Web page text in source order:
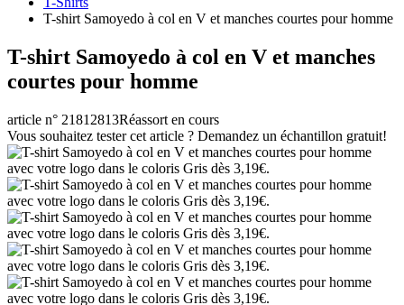
T-shirt Samoyedo à col en V et manches courtes pour homme
T-shirt Samoyedo à col en V et manches
courtes pour homme
article n° 21812813Réassort en cours
Vous souhaitez tester cet article ? Demandez un échantillon gratuit!